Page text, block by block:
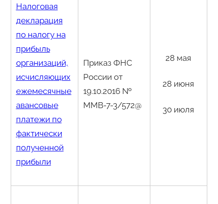
Налоговая
декларация
по налогу на
прибыль
организаций,
исчисляющих
ежемесячные
авансовые
платежи по
фактически
полученной
прибыли
Приказ ФНС
России от
19.10.2016 №
ММВ-7-3/572@
28 мая
28 июня
30 июля